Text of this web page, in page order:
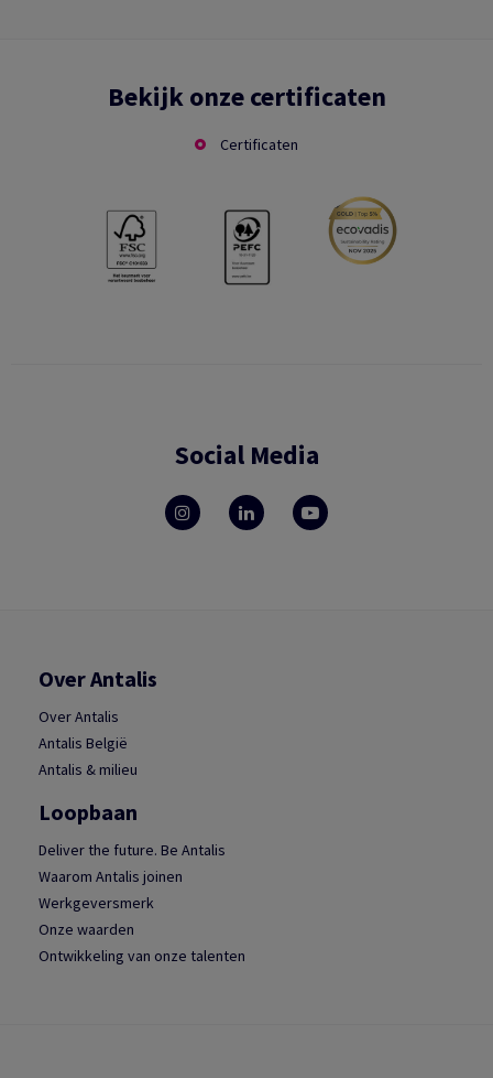
Bekijk onze certificaten
Certificaten
Social Media
Over Antalis
Over Antalis
Antalis België
Antalis & milieu
Loopbaan
Deliver the future. Be Antalis
Waarom Antalis joinen
Werkgeversmerk
Onze waarden
Ontwikkeling van onze talenten